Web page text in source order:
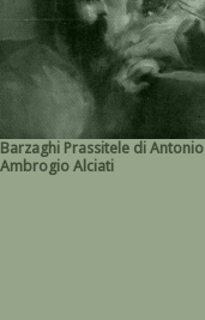
Barzaghi Prassitele di Antonio
Ambrogio Alciati